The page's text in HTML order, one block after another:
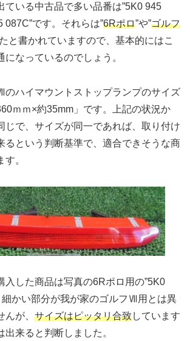
ている中古品で多い品番は”5K0 945
087C”です。それらは”6Rポロ”や”ゴルフ
と書かれていますので、基本的にはこ
になっているのでしょう。
ハイマウントストップランプのサイズ
ｍｍ×約35mm」です。上記の状況か
じで、サイズが同一であれば、取り付け
るという判断基準で、適合できそうな商
。
入した商品は写真の6Rポロ用の”5K0
細かい部分が我が家のゴルフⅦ用とは異
が、 サイズはピッタリ合致しています
来ると判断しました。